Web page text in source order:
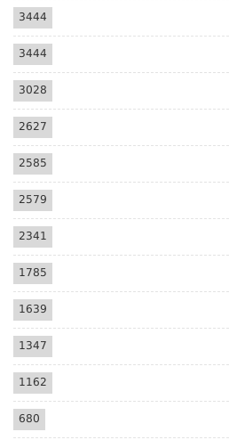
3444
3444
3028
2627
2585
2579
2341
1785
1639
1347
1162
680